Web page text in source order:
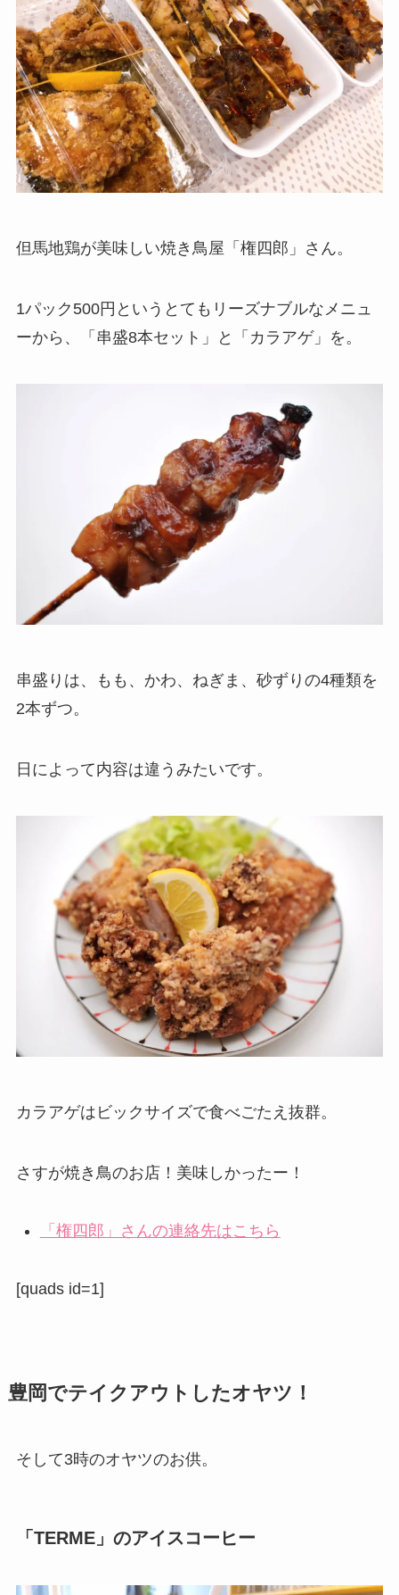
但馬地鶏が美味しい焼き鳥屋「権四郎」さん。
1パック500円というとてもリーズナブルなメニュ
ーから、「串盛8本セット」と「カラアゲ」を。
串盛りは、もも、かわ、ねぎま、砂ずりの4種類を
2本ずつ。
日によって内容は違うみたいです。
カラアゲはビックサイズで食べごたえ抜群。
さすが焼き鳥のお店！美味しかったー！
「権四郎」さんの連絡先はこちら
[quads id=1]
豊岡でテイクアウトしたオヤツ！
そして3時のオヤツのお供。
「TERME」のアイスコーヒー